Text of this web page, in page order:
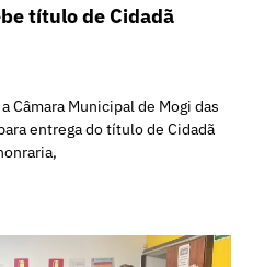
título de Cidadã
Câmara Municipal de Mogi das
entrega do título de Cidadã